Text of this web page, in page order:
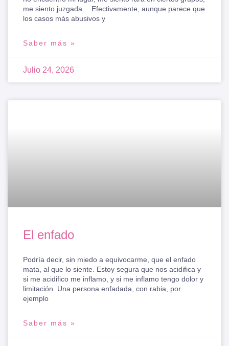
me siento juzgada… Efectivamente, aunque parece que
los casos más abusivos y
Saber más »
Julio 24, 2026
El enfado
Podría decir, sin miedo a equivocarme, que el enfado
mata, al que lo siente. Estoy segura que nos acidifica y
si me acidifico me inflamo, y si me inflamo tengo dolor y
limitación. Una persona enfadada, con rabia, por
ejemplo
Saber más »